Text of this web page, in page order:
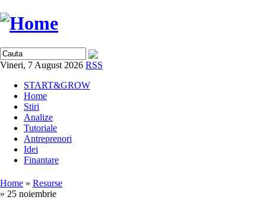
Vineri, 7 August 2026 RSS
START&GROW
Home
Stiri
Analize
Tutoriale
Antreprenori
Idei
Finantare
Home » Resurse
» 25 noiembrie